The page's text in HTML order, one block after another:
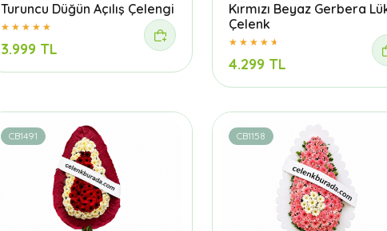
Turuncu Düğün Açılış Çelengi
3.999 TL
Kırmızı Beyaz Gerbera
Çelenk
4.299 TL
CB1491 CB1158